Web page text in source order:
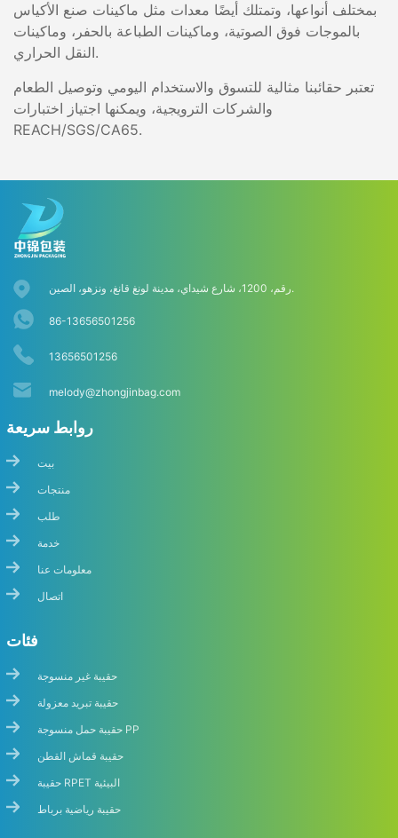
بمختلف أنواعها، وتمتلك أيضًا معدات مثل ماكينات صنع الأكياس
بالموجات فوق الصوتية، وماكينات الطباعة بالحفر، وماكينات
النقل الحراري.
تعتبر حقائبنا مثالية للتسوق والاستخدام اليومي وتوصيل الطعام
والشركات الترويجية، ويمكنها اجتياز اختبارات
REACH/SGS/CA65.
رقم، 1200، شارع شيداي، مدينة لونغ قانغ، ونزهو، الصين.
86-13656501256
13656501256
melody@zhongjinbag.com
روابط سريعة
بيت
منتجات
طلب
خدمة
معلومات عنا
اتصال
فئات
حقيبة غير منسوجة
حقيبة تبريد معزولة
حقيبة حمل منسوجة PP
حقيبة قماش القطن
حقيبة RPET البيئية
حقيبة رياضية برباط